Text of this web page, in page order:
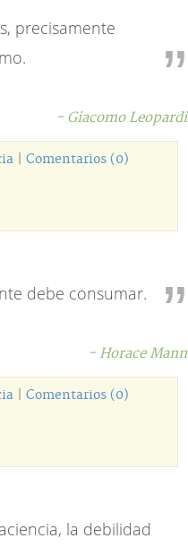
precisamente
- Giacomo Leopardi
Comentarios (0)
debe consumar.
- Horace Mann
Comentarios (0)
la debilidad